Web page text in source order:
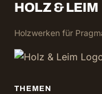
HOLZ & LEIM
Holzwerken für
THEMEN